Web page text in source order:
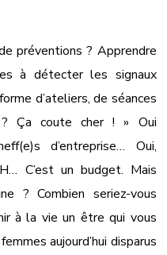
préventions ? Apprendre
à détecter les signaux
d’ateliers, de séances
? Ça coute cher ! » Oui
d’entreprise… Oui,
C’est un budget. Mais
? Combien seriez-vous
à la vie un être qui vous
aujourd’hui disparus